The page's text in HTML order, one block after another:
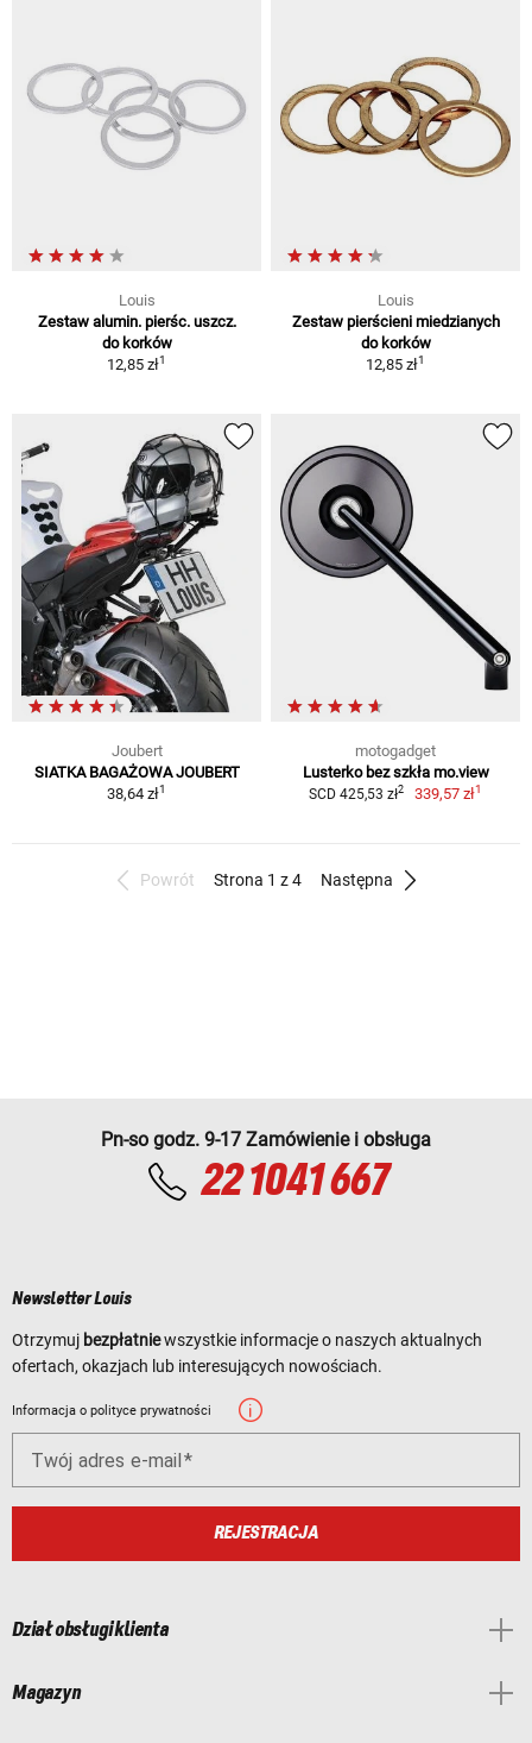
Louis
Zestaw alumin. pierśc. uszcz.
do korków
12,85 zł1
Louis
Zestaw pierścieni miedzianych
do korków
12,85 zł1
Joubert
SIATKA BAGAŻOWA JOUBERT
38,64 zł1
motogadget
Lusterko bez szkła mo.view
SCD 425,53 zł2 339,57 zł1
Powrót Strona 1 z 4 Następna
Pn-so godz. 9-17 Zamówienie i obsługa
22 1041 667
Newsletter Louis
Otrzymuj bezpłatniewszystkie informacje o naszych aktualnych
ofertach, okazjach lub interesujących nowościach.
Informacja o polityce prywatności
Twój adres e-mail
REJESTRACJA
Dział obsługi klienta
Magazyn